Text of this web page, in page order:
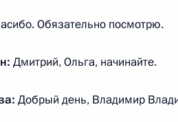
в 12:00 состоится «Прямая
года, 12:00
Обязательно посмотрю.
Дмитрий, Ольга, начинайте.
Добрый день, Владимир